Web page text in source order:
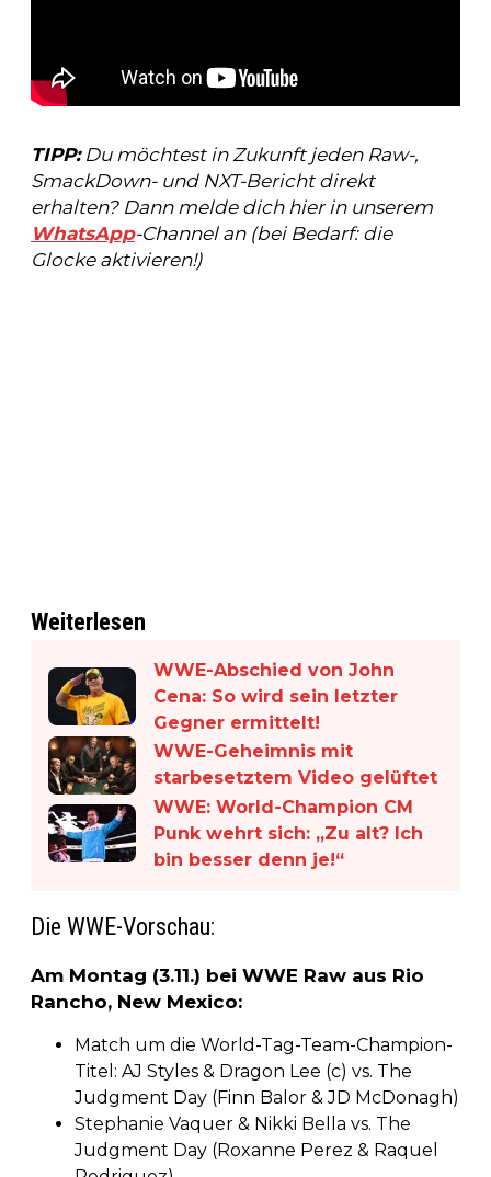
TIPP:Du möchtest in Zukunft jeden Raw-,
SmackDown- und NXT-Bericht direkt
erhalten? Dann melde dich hier in unserem
WhatsApp-Channel an (bei Bedarf: die
Glocke aktivieren!)
Weiterlesen
WWE-Abschied von John
Cena: So wird sein letzter
Gegner ermittelt!
WWE-Geheimnis mit
starbesetztem Video gelüftet
WWE: World-Champion CM
Punk wehrt sich: „Zu alt? Ich
bin besser denn je!“
Die WWE-Vorschau:
Am Montag (3.11.) bei WWE Raw aus Rio
Rancho, New Mexico:
Match um die World-Tag-Team-Champion-
Titel: AJ Styles & Dragon Lee (c) vs. The
Judgment Day (Finn Balor & JD McDonagh)
Stephanie Vaquer & Nikki Bella vs. The
Judgment Day (Roxanne Perez & Raquel